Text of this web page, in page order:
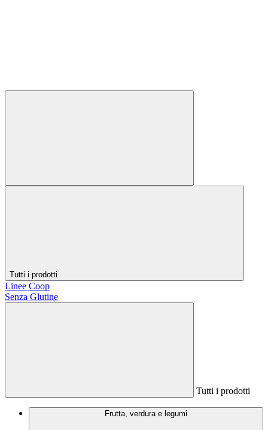
Tutti i prodotti
Linee Coop
Senza Glutine
Tutti i prodotti
Frutta, verdura e legumi